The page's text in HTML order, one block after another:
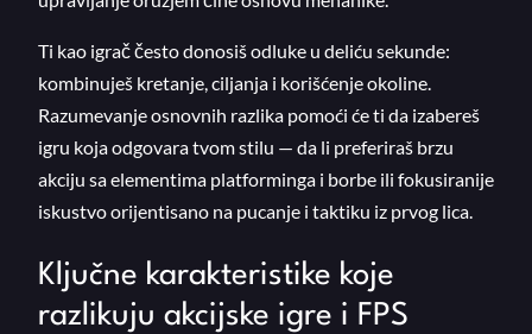
Ti kao igrač često donosiš odluke u deliću sekunde:
kombinuješ kretanje, ciljanja i korišćenje okoline.
Razumevanje osnovnih razlika pomoći će ti da izabereš
igru koja odgovara tvom stilu — da li preferiraš brzu
akciju sa elementima platforminga i borbe ili fokusiranije
iskustvo orijentisano na pucanje i taktiku iz prvog lica.
Ključne karakteristike koje
razlikuju akcijske igre i FPS